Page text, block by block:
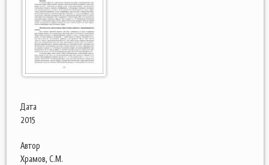
Дата
2015
Автор
Храмов, С.М.